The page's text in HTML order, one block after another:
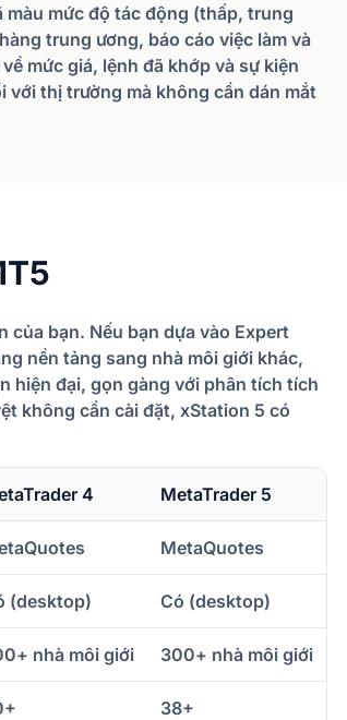
mức độ tác động (thấp, trung
trung ương, báo cáo việc làm và
mức giá, lệnh đã khớp và sự kiện
với thị trường mà không cần dán mắt
của bạn. Nếu bạn dựa vào Expert
nền tảng sang nhà môi giới khác,
hiện đại, gọn gàng với phân tích tích
không cần cài đặt, xStation 5 có
4 MetaTrader 5
MetaQuotes
(desktop) Có (desktop)
nhà môi giới 300+ nhà môi giới
38+